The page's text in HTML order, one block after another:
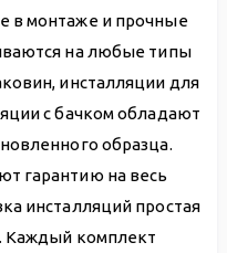
в монтаже и прочные
на любые типы
инсталляции для
с бачком обладают
образца.
гарантию на весь
инсталляций простая
Каждый комплект